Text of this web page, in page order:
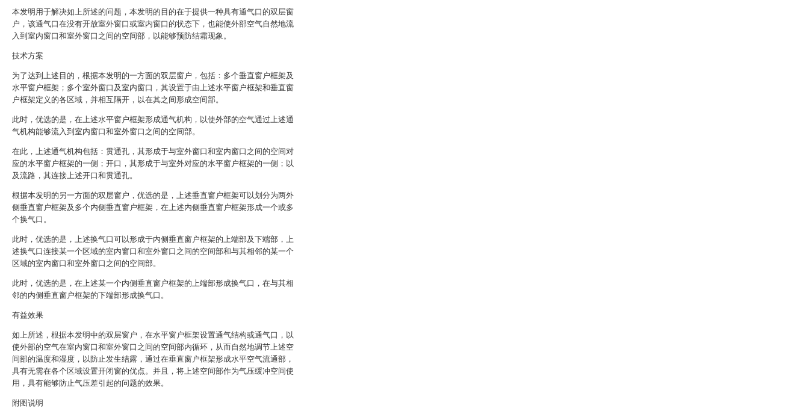
本发明用于解决如上所述的问题，本发明的目的在于提供一种具有通气口的双层窗
户，该通气口在没有开放室外窗口或室内窗口的状态下，也能使外部空气自然地流
入到室内窗口和室外窗口之间的空间部，以能够预防结霜现象。
技术方案
为了达到上述目的，根据本发明的一方面的双层窗户，包括：多个垂直窗户框架及
水平窗户框架；多个室外窗口及室内窗口，其设置于由上述水平窗户框架和垂直窗
户框架定义的各区域，并相互隔开，以在其之间形成空间部。
此时，优选的是，在上述水平窗户框架形成通气机构，以使外部的空气通过上述通
气机构能够流入到室内窗口和室外窗口之间的空间部。
在此，上述通气机构包括：贯通孔，其形成于与室外窗口和室内窗口之间的空间对
应的水平窗户框架的一侧；开口，其形成于与室外对应的水平窗户框架的一侧；以
及流路，其连接上述开口和贯通孔。
根据本发明的另一方面的双层窗户，优选的是，上述垂直窗户框架可以划分为两外
侧垂直窗户框架及多个内侧垂直窗户框架，在上述内侧垂直窗户框架形成一个或多
个换气口。
此时，优选的是，上述换气口可以形成于内侧垂直窗户框架的上端部及下端部，上
述换气口连接某一个区域的室内窗口和室外窗口之间的空间部和与其相邻的某一个
区域的室内窗口和室外窗口之间的空间部。
此时，优选的是，在上述某一个内侧垂直窗户框架的上端部形成换气口，在与其相
邻的内侧垂直窗户框架的下端部形成换气口。
有益效果
如上所述，根据本发明中的双层窗户，在水平窗户框架设置通气结构或通气口，以
使外部的空气在室内窗口和室外窗口之间的空间部内循环，从而自然地调节上述空
间部的温度和湿度，以防止发生结露，通过在垂直窗户框架形成水平空气流通部，
具有无需在各个区域设置开闭窗的优点。并且，将上述空间部作为气压缓冲空间使
用，具有能够防止气压差引起的问题的效果。
附图说明